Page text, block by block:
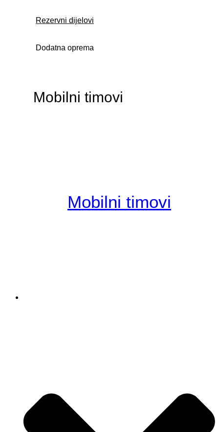
Rezervni dijelovi
Dodatna oprema
Mobilni timovi
Mobilni timovi